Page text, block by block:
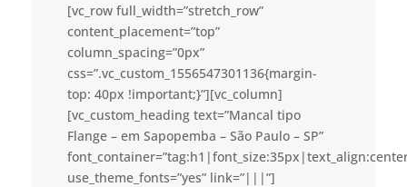
[vc_row full_width=”stretch_row”
content_placement=”top”
column_spacing=”0px”
css=”.vc_custom_1556547301136{margin-
top: 40px !important;}”][vc_column]
[vc_custom_heading text=”Mancal tipo
Flange – em Sapopemba – São Paulo – SP”
use_theme_fonts=”yes” link=”|||”]